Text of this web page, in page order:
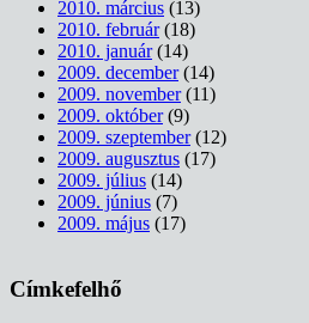
2010. március (13)
2010. február(18)
2010. január(14)
2009. december(14)
2009. november(11)
2009. október(9)
2009. szeptember(12)
2009. augusztus (17)
2009. július (14)
2009. június (7)
2009. május (17)
Címkefelhő